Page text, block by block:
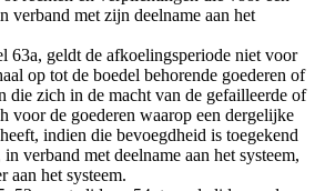
verband met zijn deelname aan het
63a, geldt de afkoelingsperiode niet voor
op tot de boedel behorende goederen of
die zich in de macht van de gefailleerde of
voor de goederen waarop een dergelijke
indien die bevoegdheid is toegekend
verband met deelname aan het systeem,
aan het systeem.